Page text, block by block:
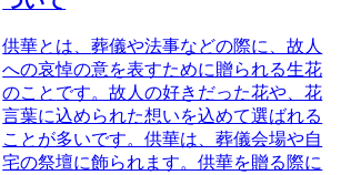
供華とは、葬儀や法事などの際に、故人
への哀悼の意を表すために贈られる生花
のこと です。故人の好きだった花や、花
言葉に込められた想いを込めて選ばれる
ことが多いです。供華は、葬儀会場や自
宅の祭壇に飾られます。供華を贈る際に